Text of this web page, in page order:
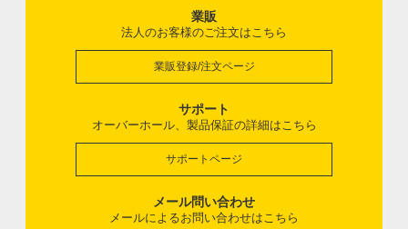
業販
法人のお客様のご注文はこちら
業販登録/注文ページ
サポート
オーバーホール、製品保証の詳細はこちら
サポートページ
メール問い合わせ
メールによるお問い合わせはこちら